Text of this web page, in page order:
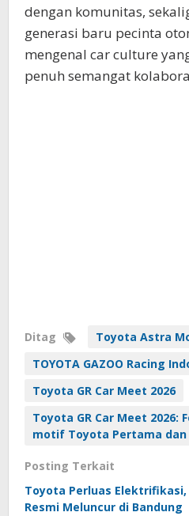
dengan komunitas,
generasi baru pecinta
mengenal car culture
penuh semangat
Ditag
Toyota Astra
TOYOTA GAZOO Racing
Toyota GR Car Meet 2026
Toyota GR Car Meet 2026:
motif Toyota Pertama dan
Posting Terkait
Toyota Perluas Elektrifikasi,
Resmi Meluncur di Bandung